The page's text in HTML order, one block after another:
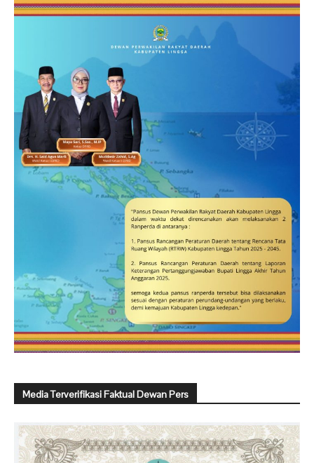
Media Terverifikasi Faktual Dewan Pers